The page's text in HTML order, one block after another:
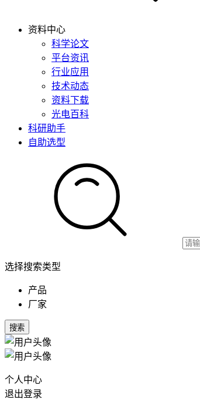
资料中心
科学论文
平台资讯
行业应用
技术动态
资料下载
光电百科
科研助手
自助选型
选择搜索类型
产品
厂家
搜索
个人中心
退出登录